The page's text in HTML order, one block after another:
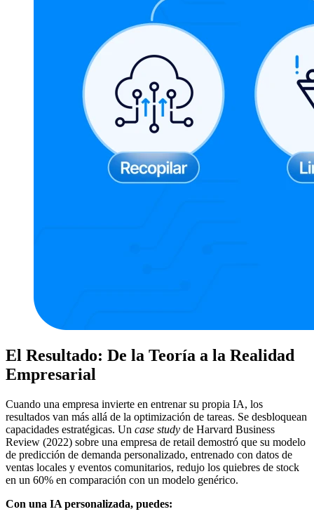
El Resultado: De la Teoría a la Realidad
Empresarial
Cuando una empresa invierte en entrenar su propia IA, los
resultados van más allá de la optimización de tareas. Se desbloquean
capacidades estratégicas. Un case study de Harvard Business
Review (2022) sobre una empresa de retail demostró que su modelo
de predicción de demanda personalizado, entrenado con datos de
ventas locales y eventos comunitarios, redujo los quiebres de stock
en un 60% en comparación con un modelo genérico.
Con una IA personalizada, puedes: